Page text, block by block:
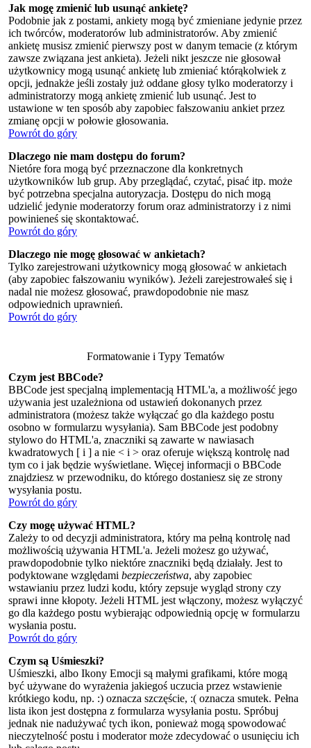
Jak mogę zmienić lub usunąć ankietę?
Podobnie jak z postami, ankiety mogą być zmieniane jedynie przez
ich twórców, moderatorów lub administratorów. Aby zmienić
ankietę musisz zmienić pierwszy post w danym temacie (z którym
zawsze związana jest ankieta). Jeżeli nikt jeszcze nie głosował
użytkownicy mogą usunąć ankietę lub zmieniać którąkolwiek z
opcji, jednakże jeśli zostały już oddane głosy tylko moderatorzy i
administratorzy mogą ankietę zmienić lub usunąć. Jest to
ustawione w ten sposób aby zapobiec fałszowaniu ankiet przez
zmianę opcji w połowie głosowania.
Powrót do góry
Dlaczego nie mam dostępu do forum?
Nietóre fora mogą być przeznaczone dla konkretnych
użytkowników lub grup. Aby przeglądać, czytać, pisać itp. może
być potrzebna specjalna autoryzacja. Dostępu do nich mogą
udzielić jedynie moderatorzy forum oraz administratorzy i z nimi
powinieneś się skontaktować.
Powrót do góry
Dlaczego nie mogę głosować w ankietach?
Tylko zarejestrowani użytkownicy mogą głosować w ankietach
(aby zapobiec fałszowaniu wyników). Jeżeli zarejestrowałeś się i
nadal nie możesz głosować, prawdopodobnie nie masz
odpowiednich uprawnień.
Powrót do góry
Formatowanie i Typy Tematów
Czym jest BBCode?
BBCode jest specjalną implementacją HTML'a, a możliwość jego
używania jest uzależniona od ustawień dokonanych przez
administratora (możesz także wyłączać go dla każdego postu
osobno w formularzu wysyłania). Sam BBCode jest podobny
stylowo do HTML'a, znaczniki są zawarte w nawiasach
kwadratowych [ i ] a nie < i > oraz oferuje większą kontrolę nad
tym co i jak będzie wyświetlane. Więcej informacji o BBCode
znajdziesz w przewodniku, do którego dostaniesz się ze strony
wysyłania postu.
Powrót do góry
Czy mogę używać HTML?
Zależy to od decyzji administratora, który ma pełną kontrolę nad
możliwością używania HTML'a. Jeżeli możesz go używać,
prawdopodobnie tylko niektóre znaczniki będą działały. Jest to
podyktowane względami bezpieczeństwa, aby zapobiec
wstawianiu przez ludzi kodu, który zepsuje wygląd strony czy
sprawi inne kłopoty. Jeżeli HTML jest włączony, możesz wyłączyć
go dla każdego postu wybierając odpowiednią opcję w formularzu
wysłania postu.
Powrót do góry
Czym są Uśmieszki?
Uśmieszki, albo Ikony Emocji są małymi grafikami, które mogą
być używane do wyrażenia jakiegoś uczucia przez wstawienie
krótkiego kodu, np. :) oznacza szczęście, :( oznacza smutek. Pełna
lista ikon jest dostępna z formularza wysyłania postu. Spróbuj
jednak nie nadużywać tych ikon, ponieważ mogą spowodować
nieczytelność postu i moderator może zdecydować o usunięciu ich